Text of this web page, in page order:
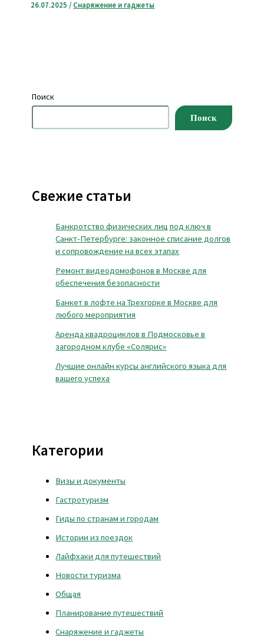
26.07.2025 / Снаряжение и гаджеты
Поиск
Поиск
Свежие статьи
Банкротство физических лиц под ключ в
Санкт-Петербурге: законное списание долгов
и сопровождение на всех этапах
Ремонт видеодомофонов в Москве для
обеспечения безопасности
Банкет в лофте на Трехгорке в Москве для
любого мероприятия
Аренда квадроциклов в Подмосковье в
загородном клубе «Солярис»
Лучшие онлайн курсы английского языка для
вашего успеха
Категории
Визы и документы
Гастротуризм
Гиды по странам и городам
Истории из поездок
Лайфхаки для путешествий
Новости туризма
Общая
Планирование путешествий
Снаряжение и гаджеты